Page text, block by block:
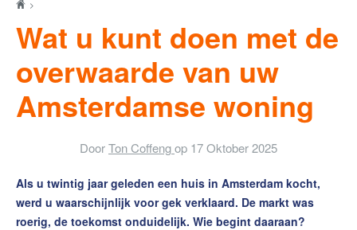
Woningzoekers
Onze makelaars
Onze expertises
Uw huis verhuren
Onze diensten
Wat u kunt doen met de
overwaarde van uw
Amsterdamse woning
DoorTon Coffengop 17 Oktober 2025
Als u twintig jaar geleden een huis in Amsterdam kocht,
werd u waarschijnlijk voor gek verklaard. De markt was
roerig, de toekomst onduidelijk. Wie begint daaraan?